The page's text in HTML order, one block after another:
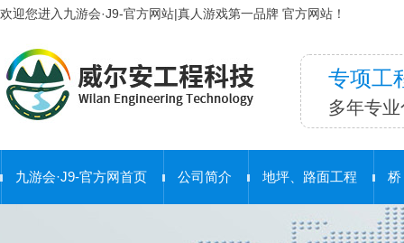
欢迎您进入九游会·J9-官方网站|真人游戏第一品牌 官方网站！
专项工
多年专
九游会·J9-官方网首页 公司简介 地坪、路面工程 桥